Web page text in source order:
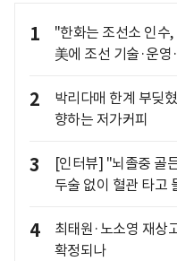
1
"한화는 조선소 인
美에 조선 기술·운영
2
박리다매 한계 부딪
향하는 저가커피
3
[인터뷰] "뇌졸중 골
두술 없이 혈관 타고
4
최태원·노소영 재
확정되나